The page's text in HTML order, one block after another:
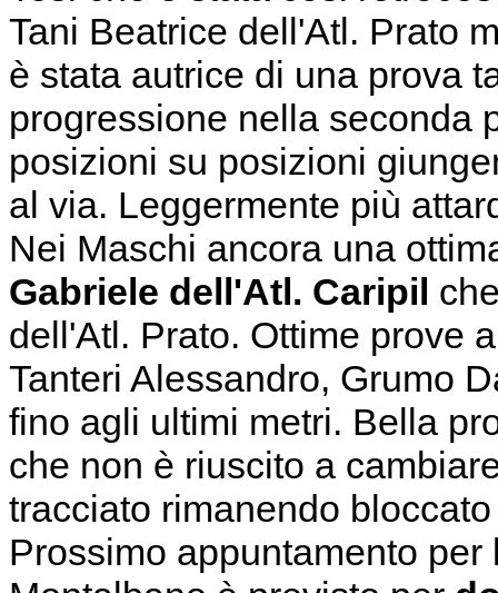
Tani Beatrice dell'Atl. Prato
è stata autrice di una prova
progressione nella seconda
posizioni su posizioni
al via. Leggermente più
Nei Maschi ancora una
Gabriele dell'Atl. Caripil
dell'Atl. Prato. Ottime prove
Tanteri Alessandro, Grumo
fino agli ultimi metri. Bella
che non è riuscito a
tracciato rimanendo
Prossimo appuntamento